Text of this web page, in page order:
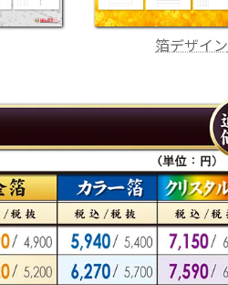
箔デザイン